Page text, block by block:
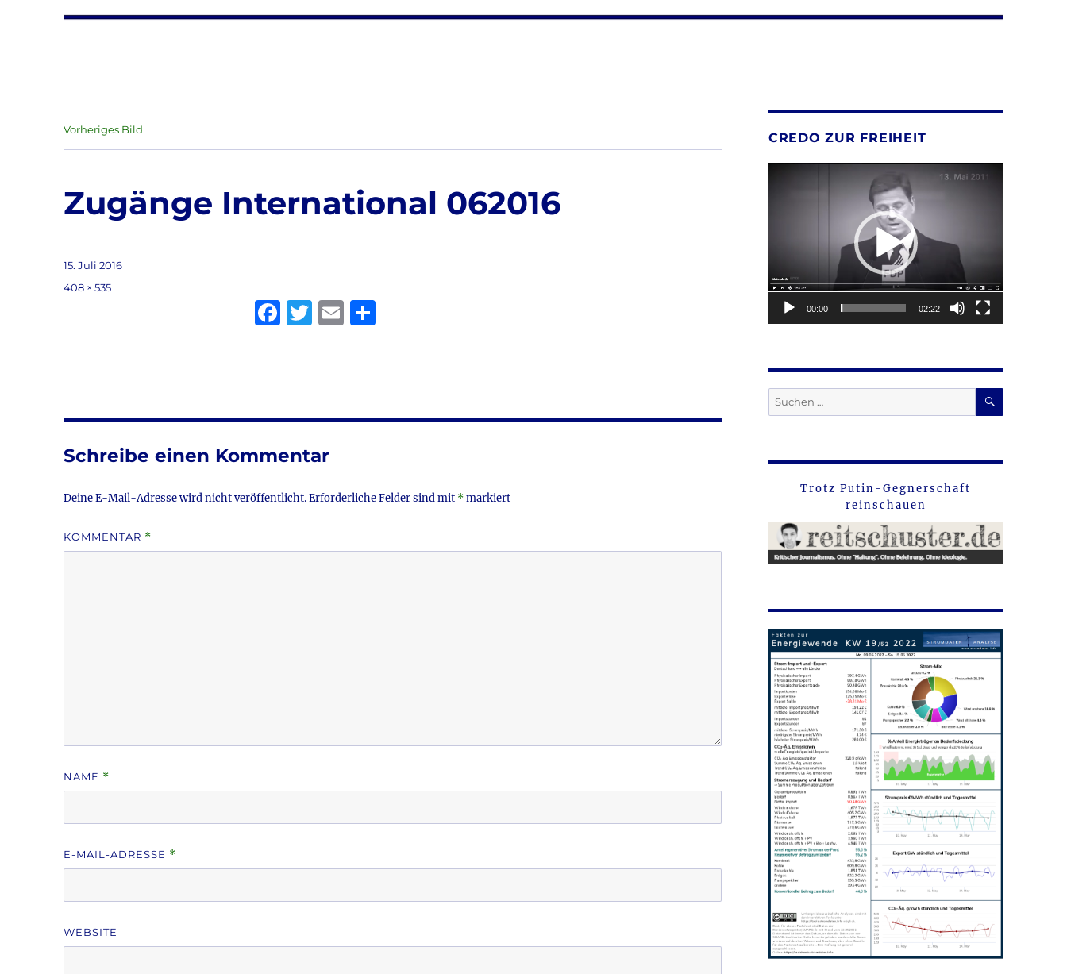
Vorheriges Bild
Zugänge International 062016
F
b
o
k
T
r
E T
Veröffentlicht
am
15. Juli 2016
Volle
408 × 535
Schreibe einen Kommentar
Deine E-Mail-Adresse wird nicht veröffentlicht.Erforderliche Felder sind mit *markiert
KOMMENTAR *
NAME *
E-MAIL-ADRESSE *
WEBSITE
CREDO ZUR FREIHEIT
00:00 02:22
Suche
nach:
SUCHEN
Trotz Putin-Gegnerschaft
reinschauen